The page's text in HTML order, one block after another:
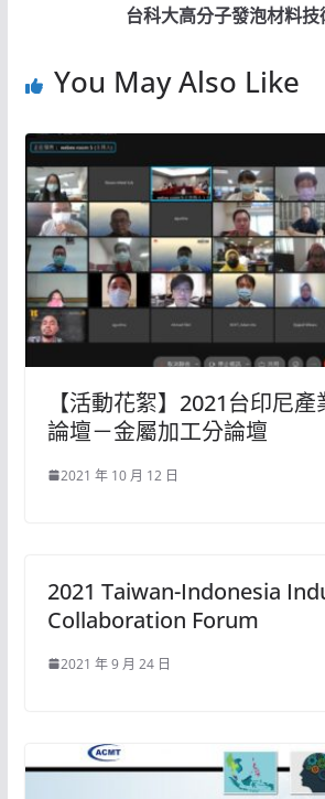
台科大高分子發泡材料技
You May Also Like
【活動花絮】2021台印尼
論壇－金屬加工分論壇
2021 年 10 月 12 日
2021 Taiwan-Indonesia
Collaboration Forum
2021 年 9 月 24 日